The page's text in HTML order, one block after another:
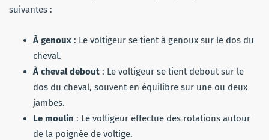
suivantes :
À genoux : Le voltigeur se tient à genoux sur le dos du
cheval.
À cheval debout : Le voltigeur se tient debout sur le
dos du cheval, souvent en équilibre sur une ou deux
jambes.
Le moulin : Le voltigeur effectue des rotations autour
de la poignée de voltige.